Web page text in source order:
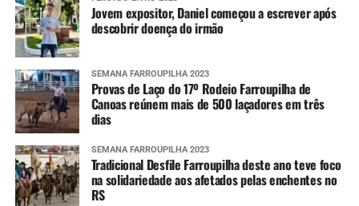
Jovem expositor, Daniel começou a escrever após
descobrir doença do irmão
SEMANA FARROUPILHA 2023
Provas de Laço do 17º Rodeio Farroupilha de
Canoas reúnem mais de 500 laçadores em três
dias
SEMANA FARROUPILHA 2023
Tradicional Desfile Farroupilha deste ano teve foco
na solidariedade aos afetados pelas enchentes no
RS